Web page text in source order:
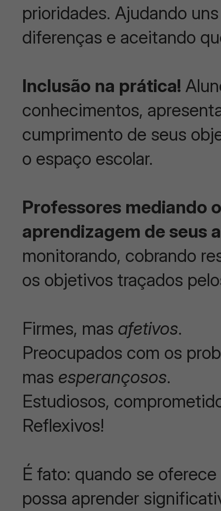
prioridades. Ajudando
diferenças e aceitando
Inclusão na prática!
conhecimentos,
cumprimento de seus
o espaço escolar.
Professores mediando
aprendizagem de seus
monitorando, cobrando
os objetivos traçados
Firmes, mas afetivos.
Preocupados com os
mas esperançosos.
Estudiosos,
Reflexivos!
É fato: quando se
possa aprender